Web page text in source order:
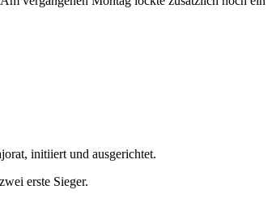
initiiert und ausgerichtet.
erste Sieger.